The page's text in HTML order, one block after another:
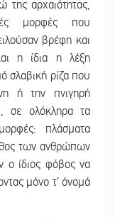
αρχαιότητας,
μορφές που
βρέφη και
η ίδια η λέξη
σλαβική ρίζα που
ή την πνιγηρή
σε ολόκληρα τα
πλάσματα
των ανθρώπων
ο ίδιος φόβος να
μόνο τ’ όνομά